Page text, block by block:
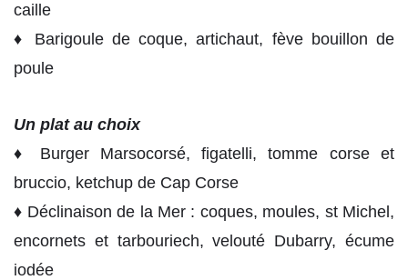
caille
♦ Barigoule de coque, artichaut, fève bouillon de
poule
Un plat au choix
♦ Burger Marsocorsé, figatelli, tomme corse et
bruccio, ketchup de Cap Corse
♦ Déclinaison de la Mer : coques, moules, st Michel,
encornets et tarbouriech, velouté Dubarry, écume
iodée